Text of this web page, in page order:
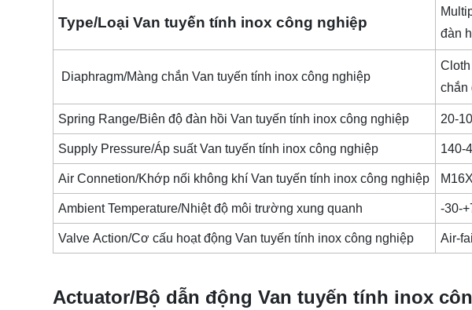
Type/Loại Van tuyến tính inox công nghiệp
đàn
Diaphragm/Màng chắn Van tuyến tính inox công nghiệp
chắn
Spring Range/Biên độ đàn hồi Van tuyến tính inox công nghiệp 20-
Supply Pressure/Áp suất Van tuyến tính inox công nghiệp 140-
Air Connetion/Khớp nối không khí Van tuyến tính inox công nghiệp
Ambient Temperature/Nhiệt độ môi trường xung quanh -30-
Valve Action/Cơ cấu hoạt động Van tuyến tính inox công nghiệp Air-
Actuator/Bộ dẫn động Van tuyến tính inox